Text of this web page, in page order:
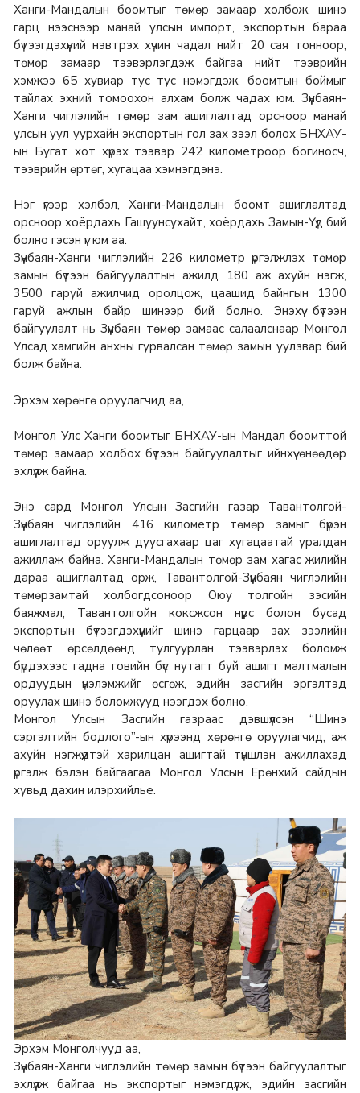
Ханги-Мандалын боомтыг төмөр замаар холбож, шинэ
гарц нээснээр манай улсын импорт, экспортын бараа
бүтээгдэхүүний нэвтрэх хүчин чадал нийт 20 сая тонноор,
төмөр замаар тээвэрлэгдэж байгаа нийт тээврийн
хэмжээ 65 хувиар тус тус нэмэгдэж, боомтын боймыг
тайлах эхний томоохон алхам болж чадах юм. Зүүнбаян-
Ханги чиглэлийн төмөр зам ашиглалтад орсноор манай
улсын уул уурхайн экспортын гол зах зээл болох БНХАУ-
ын Бугат хот хүрэх тээвэр 242 километроор богиносч,
тээврийн өртөг, хугацаа хэмнэгдэнэ.
Нэг үгээр хэлбэл, Ханги-Мандалын боомт ашиглалтад
орсноор хоёрдахь Гашуунсухайт, хоёрдахь Замын-Үүд бий
болно гэсэн үг юм аа.
Зүүнбаян-Ханги чиглэлийн 226 километр үргэлжлэх төмөр
замын бүтээн байгуулалтын ажилд 180 аж ахуйн нэгж,
3500 гаруй ажилчид оролцож, цаашид байнгын 1300
гаруй ажлын байр шинээр бий болно. Энэхүү бүтээн
байгуулалт нь Зүүнбаян төмөр замаас салаалснаар Монгол
Улсад хамгийн анхны гурвалсан төмөр замын уулзвар бий
болж байна.
Эрхэм хөрөнгө оруулагчид аа,
Монгол Улс Ханги боомтыг БНХАУ-ын Мандал боомттой
төмөр замаар холбох бүтээн байгуулалтыг ийнхүү өнөөдөр
эхлүүлж байна.
Энэ сард Монгол Улсын Засгийн газар Тавантолгой-
Зүүнбаян чиглэлийн 416 километр төмөр замыг бүрэн
ашиглалтад оруулж дуусгахаар цаг хугацаатай уралдан
ажиллаж байна. Ханги-Мандалын төмөр зам хагас жилийн
дараа ашиглалтад орж, Тавантолгой-Зүүнбаян чиглэлийн
төмөрзамтай холбогдсоноор Оюу толгойн зэсийн
баяжмал, Тавантолгойн коксжсон нүүрс болон бусад
экспортын бүтээгдэхүүнийг шинэ гарцаар зах зээлийн
чөлөөт өрсөлдөөнд тулгуурлан тээвэрлэх боломж
бүрдэхээс гадна говийн бүс нутагт буй ашигт малтмалын
ордуудын үнэлэмжийг өсгөж, эдийн засгийн эргэлтэд
оруулах шинэ боломжууд нээгдэх болно.
Монгол Улсын Засгийн газраас дэвшүүлсэн “Шинэ
сэргэлтийн бодлого”-ын хүрээнд хөрөнгө оруулагчид, аж
ахуйн нэгжүүдтэй харилцан ашигтай түншлэн ажиллахад
үргэлж бэлэн байгаагаа Монгол Улсын Ерөнхий сайдын
хувьд дахин илэрхийлье.
Эрхэм Монголчууд аа,
Зүүнбаян-Ханги чиглэлийн төмөр замын бүтээн байгуулалтыг
эхлүүлж байгаа нь экспортыг нэмэгдүүлж, эдийн засгийн